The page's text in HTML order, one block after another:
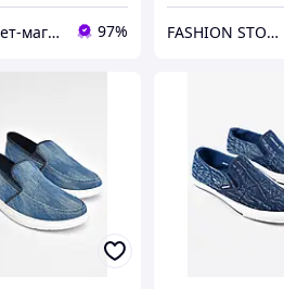
Інтернет-магазин Minimalka.com - мінімальні ціни на одяг та взуття, спідню білизну та інші товари 97% FASHION STORE